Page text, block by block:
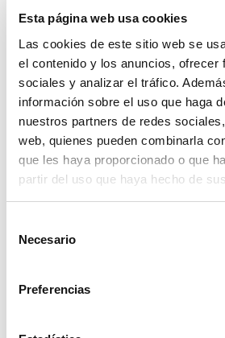
Esta página web usa cookies
Las cookies de este sitio web se
el contenido y los anuncios, ofrecer
sociales y analizar el tráfico.
información sobre el uso que haga
nuestros partners de redes
web, quienes pueden combinarla
que les haya proporcionado o que
partir del uso que haya hecho de
Necesario
Preferencias
El Barça se celebra su título
Copa del Rey de Balonmano
Resultados de la